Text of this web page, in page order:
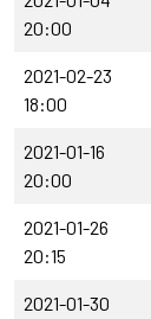
20:00
2021-02-23
18:00
2021-01-16
20:00
2021-01-26
20:15
2021-01-30